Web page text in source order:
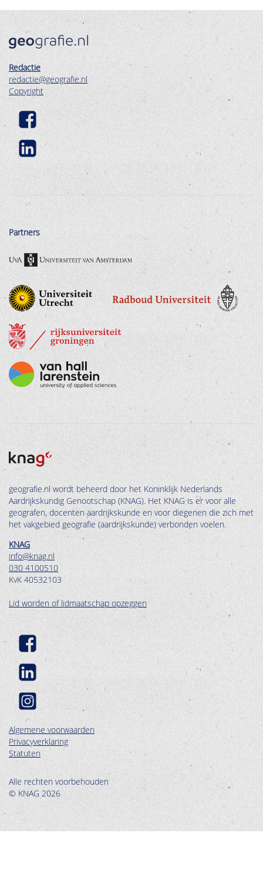
Redactie
redactie@geografie.nl
Copyright
Partners
geografie.nl wordt beheerd door het Koninklijk Nederlands
Aardrijkskundig Genootschap (KNAG). Het KNAG is er voor alle
geografen, docenten aardrijkskunde en voor diegenen die zich met
het vakgebied geografie (aardrijkskunde) verbonden voelen.
KNAG
info@knag.nl
030 4100510
KvK 40532103
Lid worden of lidmaatschap opzeggen
Algemene voorwaarden
Privacyverklaring
Statuten
Alle rechten voorbehouden
© KNAG 2026